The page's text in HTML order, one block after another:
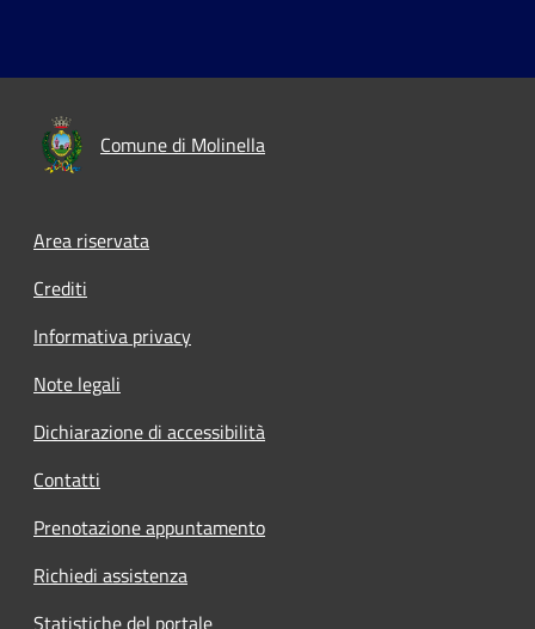
Comune di Molinella
Area riservata
Crediti
Informativa privacy
Note legali
Dichiarazione di accessibilità
Contatti
Prenotazione appuntamento
Richiedi assistenza
Statistiche del portale